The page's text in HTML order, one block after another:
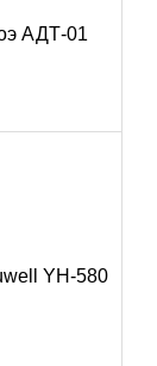
АДТ-01
YH-580